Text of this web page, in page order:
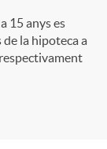
15 anys es
de la hipoteca a